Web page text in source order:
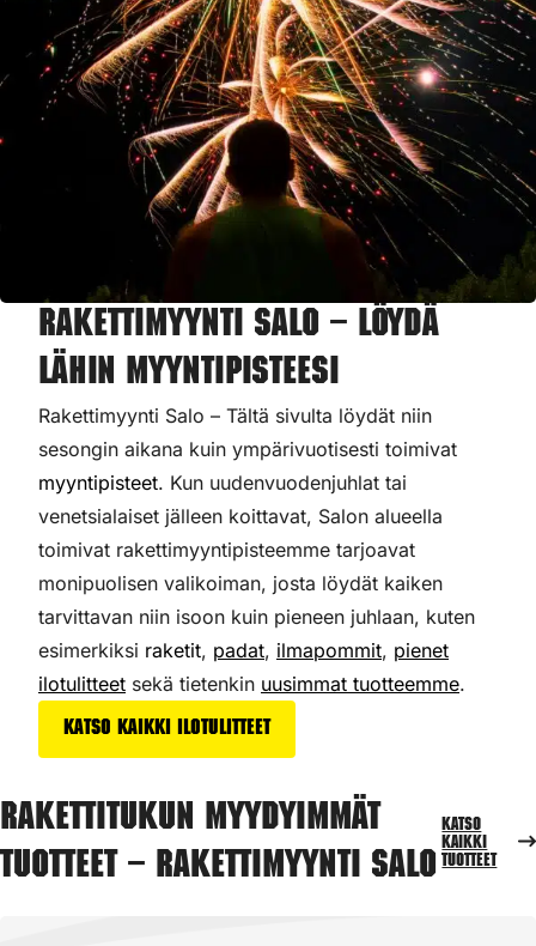
Rakettimyynti Salo – Löydä
lähin myyntipisteesi
Rakettimyynti Salo – Tältä sivulta löydät niin
sesongin aikana kuin ympärivuotisesti toimivat
myyntipisteet. Kun uudenvuodenjuhlat tai
venetsialaiset jälleen koittavat, Salon alueella
toimivat rakettimyyntipisteemme tarjoavat
monipuolisen valikoiman, josta löydät kaiken
tarvittavan niin isoon kuin pieneen juhlaan, kuten
esimerkiksi raketit, padat, ilmapommit, pienet
ilotulitteet sekä tietenkin uusimmat tuotteemme.
Katso kaikki ilotulitteet
Rakettitukun myydyimmät
tuotteet – Rakettimyynti Salo
Katso
kaikki
tuotteet